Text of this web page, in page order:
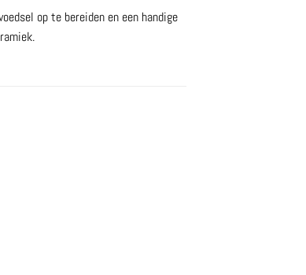
op te bereiden en een handige